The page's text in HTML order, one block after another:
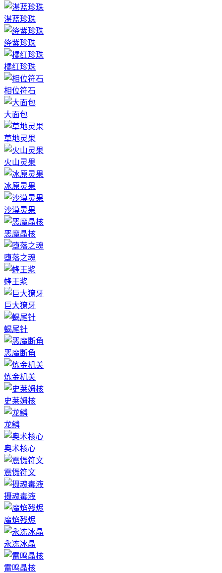
湛蓝珍珠
绛紫珍珠
橘红珍珠
相位符石
大面包
草地灵果
火山灵果
冰原灵果
沙漠灵果
恶魔晶核
堕落之魂
蜂王浆
巨大獠牙
蝎尾针
恶魔断角
炼金机关
史莱姆核
龙鳞
奥术核心
震慑符文
摄魂毒液
魔焰残烬
永冻冰晶
雷鸣晶核